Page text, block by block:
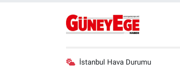
İstanbul Hava Durumu